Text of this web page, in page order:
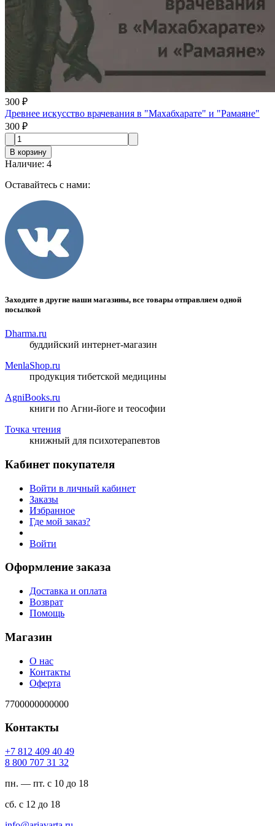
300 ₽
Древнее искусство врачевания в "Махабхарате" и "Рамаяне"
300 ₽
В корзину
Наличие: 4
Оставайтесь с нами:
Заходите в другие наши магазины, все товары отправляем одной
посылкой
Dharma.ru
буддийский интернет-магазин
MenlaShop.ru
продукция тибетской медицины
AgniBooks.ru
книги по Агни-йоге и теософии
Точка чтения
книжный для психотерапевтов
Кабинет покупателя
Войти в личный кабинет
Заказы
Избранное
Где мой заказ?
Войти
Оформление заказа
Доставка и оплата
Возврат
Помощь
Магазин
О нас
Контакты
Оферта
7700000000000
Контакты
94 04 904 218 7+
23 13 707 008 8
пн. — пт. с 10 до 18
сб. с 12 до 18